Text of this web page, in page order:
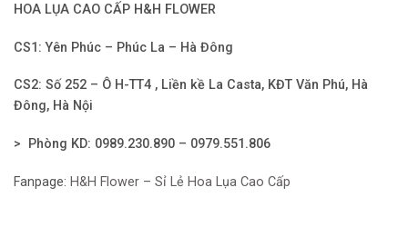
HOA LỤA CAO CẤP H&H FLOWER
CS1: Yên Phúc – Phúc La – Hà Đông
CS2: Số 252 – Ô H-TT4 , Liền kề La Casta, KĐT Văn Phú, Hà
Đông, Hà Nội
> Phòng KD: 0989.230.890 – 0979.551.806
Fanpage: H&H Flower – Sỉ Lẻ Hoa Lụa Cao Cấp